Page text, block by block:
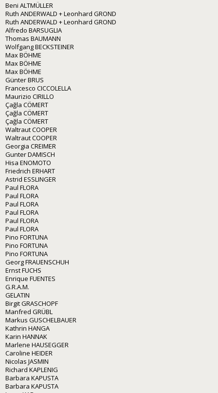
Beni ALTMÜLLER
Ruth ANDERWALD + Leonhard GROND
Ruth ANDERWALD + Leonhard GROND
Alfredo BARSUGLIA
Thomas BAUMANN
Wolfgang BECKSTEINER
Max BÖHME
Max BÖHME
Max BÖHME
Günter BRUS
Francesco CICCOLELLA
Maurizio CIRILLO
Çağla CÖMERT
Çağla CÖMERT
Çağla CÖMERT
Waltraut COOPER
Waltraut COOPER
Georgia CREIMER
Gunter DAMISCH
Hisa ENOMOTO
Friedrich ERHART
Astrid ESSLINGER
Paul FLORA
Paul FLORA
Paul FLORA
Paul FLORA
Paul FLORA
Paul FLORA
Pino FORTUNA
Pino FORTUNA
Pino FORTUNA
Georg FRAUENSCHUH
Ernst FUCHS
Enrique FUENTES
G.R.A.M.
GELATIN
Birgit GRASCHOPF
Manfred GRÜBL
Markus GUSCHELBAUER
Kathrin HANGA
Karin HANNAK
Marlene HAUSEGGER
Caroline HEIDER
Nicolas JASMIN
Richard KAPLENIG
Barbara KAPUSTA
Barbara KAPUSTA